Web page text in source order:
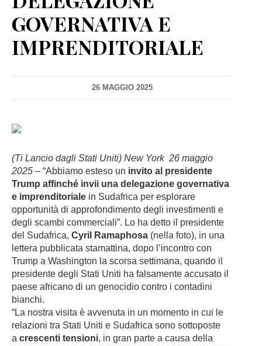
GOVERNATIVA E
IMPRENDITORIALE
26 MAGGIO 2025
(Ti Lancio dagli Stati Uniti) New York 26 maggio
2025 – “Abbiamo esteso un invito al presidente
Trump affinché invii una delegazione governativa
e imprenditoriale in Sudafrica per esplorare
opportunità di approfondimento degli investimenti e
degli scambi commerciali”. Lo ha detto il presidente
del Sudafrica, Cyril Ramaphosa (nella foto), in una
lettera pubblicata stamattina, dopo l’incontro con
Trump a Washington la scorsa settimana, quando il
presidente degli Stati Uniti ha falsamente accusato il
paese africano di un genocidio contro i contadini
bianchi.
“La nostra visita è avvenuta in un momento in cui le
relazioni tra Stati Uniti e Sudafrica sono sottoposte
a crescenti tensioni, in gran parte a causa della